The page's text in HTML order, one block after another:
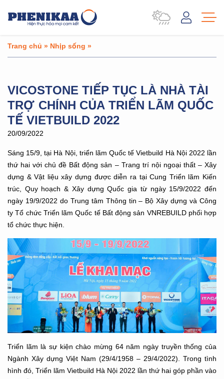
Trang chủ » Nhịp sống »
VICOSTONE TIẾP TỤC LÀ NHÀ TÀI
TRỢ CHÍNH CỦA TRIỂN LÃM QUỐC
TẾ VIETBUILD 2022
20/09/2022
Sáng 15/9, tại Hà Nội, triển lãm Quốc tế Vietbuild Hà Nội 2022 lần
thứ hai với chủ đề Bất động sản – Trang trí nội ngoại thất – Xây
dựng & Vật liệu xây dựng được diễn ra tại Cung Triển lãm Kiến
trúc, Quy hoạch & Xây dựng Quốc gia từ ngày 15/9/2022 đến
ngày 19/9/2022 do Trung tâm Thông tin – Bộ Xây dựng và Công
ty Tổ chức Triển lãm Quốc tế Bất động sản VNREBUILD phối hợp
tổ chức thực hiện.
Triển lãm là sự kiện chào mừng 64 năm ngày truyền thống của
Ngành Xây dựng Việt Nam (29/4/1958 – 29/4/2022). Trong tình
hình đó, Triển lãm Vietbuild Hà Nội 2022 lần thứ hai góp phần vào